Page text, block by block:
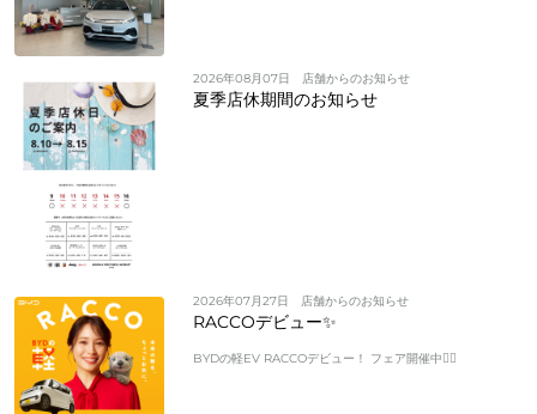
2026年08月07日 店舗からのお知らせ
夏季店休期間のお知らせ
2026年07月27日 店舗からのお知らせ
RACCOデビュー✨
BYDの軽EV RACCOデビュー！ フェア開催中❤️‍🔥